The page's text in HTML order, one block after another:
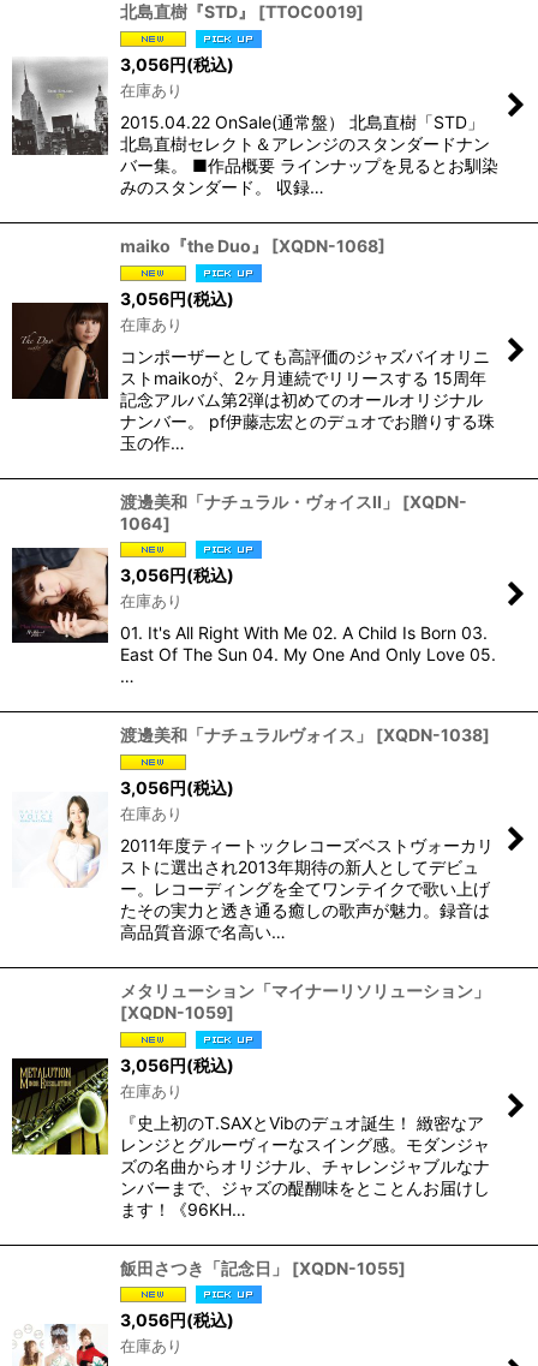
北島直樹『STD』 [TTOC0019]
3,056円(税込)
在庫あり
2015.04.22 OnSale(通常盤） 北島直樹「STD」
北島直樹セレクト＆アレンジのスタンダードナン
バー集。 ■作品概要 ラインナップを見るとお馴染
みのスタンダード。 収録…
maiko『the Duo』 [XQDN-1068]
3,056円(税込)
在庫あり
コンポーザーとしても高評価のジャズバイオリニ
ストmaikoが、2ヶ月連続でリリースする 15周年
記念アルバム第2弾は初めてのオールオリジナル
ナンバー。 pf伊藤志宏とのデュオでお贈りする珠
玉の作…
渡邊美和「ナチュラル・ヴォイスII」 [XQDN-
1064]
3,056円(税込)
在庫あり
01. It's All Right With Me 02. A Child Is Born 03.
East Of The Sun 04. My One And Only Love 05.
…
渡邊美和「ナチュラルヴォイス」 [XQDN-1038]
3,056円(税込)
在庫あり
2011年度ティートックレコーズベストヴォーカリ
ストに選出され2013年期待の新人としてデビュ
ー。レコーディングを全てワンテイクで歌い上げ
たその実力と透き通る癒しの歌声が魅力。録音は
高品質音源で名高い…
メタリューション「マイナーリソリューション」
[XQDN-1059]
3,056円(税込)
在庫あり
『史上初のT.SAXとVibのデュオ誕生！ 緻密なア
レンジとグルーヴィーなスイング感。モダンジャ
ズの名曲からオリジナル、チャレンジャブルなナ
ンバーまで、ジャズの醍醐味をとことんお届けし
ます！《96KH…
飯田さつき「記念日」 [XQDN-1055]
3,056円(税込)
在庫あり